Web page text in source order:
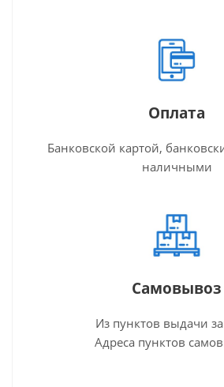
Оплата
Банковской картой,
наличными
Самовывоз
Из пунктов выдачи
Адреса пунктов